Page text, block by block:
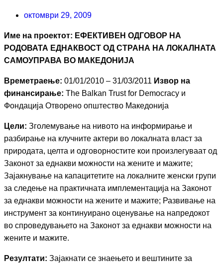
октомври 29, 2009
Име на проектот: ЕФЕКТИВЕН ОДГОВОР НА
РОДОВАТА ЕДНАКВОСТ ОД СТРАНА НА ЛОКАЛНАТА
САМОУПРАВА ВО МАКЕДОНИЈА
Времетраење: 01/01/2010 – 31/03/2011 Извор на
финансирање: The Balkan Trust for Democracy и
Фондација Отворено општество Македонија
Цели: Зголемување на нивото на информирање и
разбирање на клучните актери во локалната власт за
природата, целта и одговорностите кои произлегуваат од
Законот за еднакви можности на жените и мажите;
Зајакнување на капацитетите на локалните женски групи
за следење на практичната имплементација на Законот
за еднакви можности на жените и мажите; Развивање на
инструмент за континуирано оценување на напредокот
во спроведувањето на Законот за еднакви можности на
жените и мажите.
Резултати: Зајакнати се знаењето и вештините за